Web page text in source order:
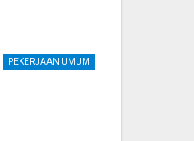
PEKERJAAN UMUM